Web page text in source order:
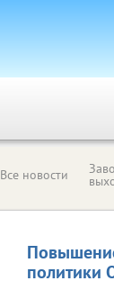
Все новости
политики